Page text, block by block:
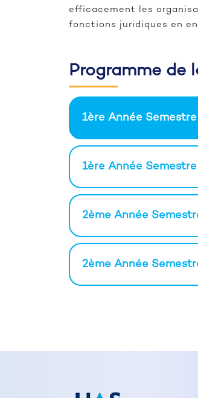
efficacement les
fonctions juridiques en
Programme de
1ère Année Semestre
1ère Année
2ème Année
2ème Année